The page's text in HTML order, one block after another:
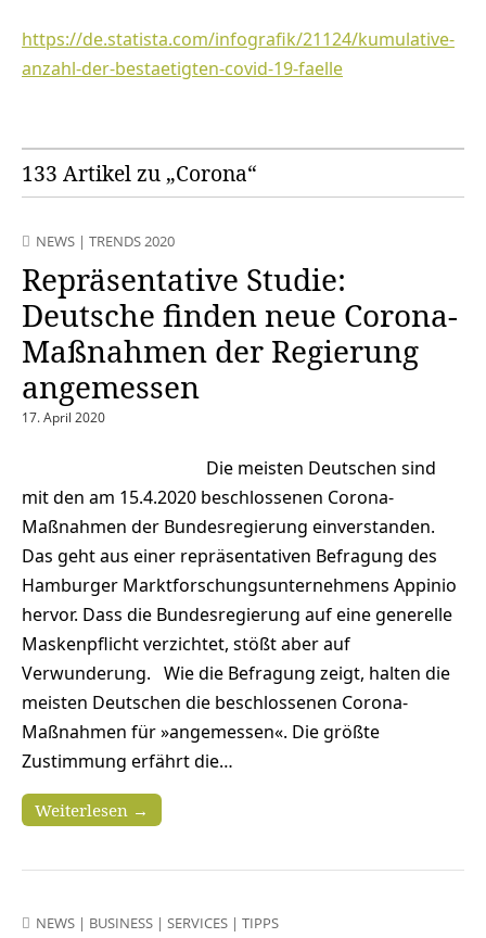
https://de.statista.com/infografik/21124/kumulative-
anzahl-der-bestaetigten-covid-19-faelle
133 Artikel zu „Corona“
NEWS | TRENDS 2020
Repräsentative Studie:
Deutsche finden neue Corona-
Maßnahmen der Regierung
angemessen
17. April 2020
Die meisten Deutschen sind
mit den am 15.4.2020 beschlossenen Corona-
Maßnahmen der Bundesregierung einverstanden.
Das geht aus einer repräsentativen Befragung des
Hamburger Marktforschungsunternehmens Appinio
hervor. Dass die Bundesregierung auf eine generelle
Maskenpflicht verzichtet, stößt aber auf
Verwunderung. Wie die Befragung zeigt, halten die
meisten Deutschen die beschlossenen Corona-
Maßnahmen für »angemessen«. Die größte
Zustimmung erfährt die…
Weiterlesen →
NEWS | BUSINESS | SERVICES | TIPPS